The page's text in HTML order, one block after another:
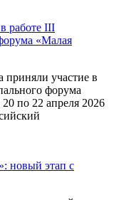
работе III
«Малая
приняли участие в
форума
по 22 апреля 2026
новый этап с